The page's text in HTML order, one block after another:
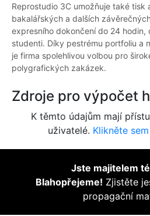
Reprostudio 3C umožňuje také tisk
bakalářských a dalších
expresního dokončení do 24 hodin,
studenti. Díky pestrému portfoliu a
je firma spolehlivou volbou pro
polygrafických zakázek.
Zdroje pro výpočet
K těmto údajům mají
uživatelé. Klikněte
Jste majitelem
Blahopřejeme! Zjistěte
propagační